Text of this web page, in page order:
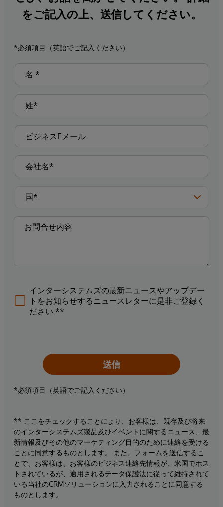
をご記入の上、送信してください。
*必須項目（英語でご記入ください）
インターシステムズの最新ニュースやアップデー
トをお知らせするニュースレターに是非ご登録く
ださい.**
送信
*必須項目（英語でご記入ください）
** ここをチェックすることにより、お客様は、既存及び将来
のインターシステムズ製品及びイベントに関するニュース、最
新情報及びその他のマーケティング目的のために連絡を受ける
ことに同意するものとします。 また、フォームを送信するこ
とで、お客様は、お客様のビジネス連絡先情報が、米国でホス
トされているが、適用されるデータ保護法に従って維持されて
いる当社のCRMソリューションに入力されることに同意する
ものとします。